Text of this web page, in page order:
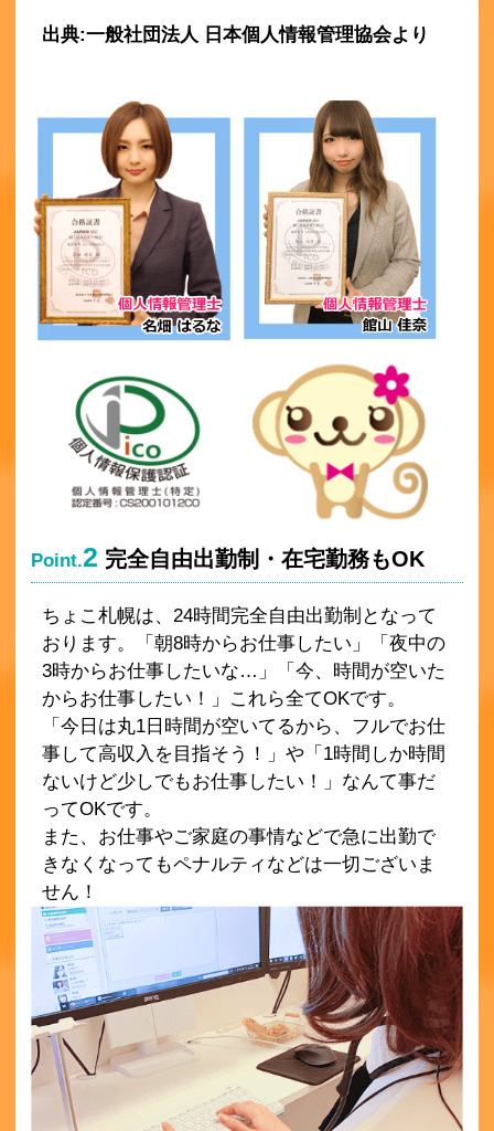
出典:一般社団法人 日本個人情報管理協会より
Point.2 完全自由出勤制・在宅勤務もOK
ちょこ札幌は、24時間完全自由出勤制となって
おります。「朝8時からお仕事したい」「夜中の
3時からお仕事したいな…」「今、時間が空いた
からお仕事したい！」これら全てOKです。
「今日は丸1日時間が空いてるから、フルでお仕
事して高収入を目指そう！」や「1時間しか時間
ないけど少しでもお仕事したい！」なんて事だ
ってOKです。
また、お仕事やご家庭の事情などで急に出勤で
きなくなってもペナルティなどは一切ございま
せん！